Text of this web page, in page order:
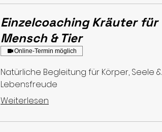
Einzelcoaching Kräuter für
Mensch & Tier
Online-Termin möglich
Natürliche Begleitung für Körper, Seele &
Lebensfreude
Weiterlesen